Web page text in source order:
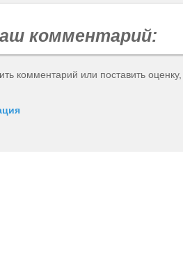
комментарий:
комментарий или поставить